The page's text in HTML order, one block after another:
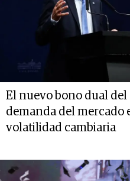
El nuevo bono dual del
demanda del mercado
volatilidad cambiaria